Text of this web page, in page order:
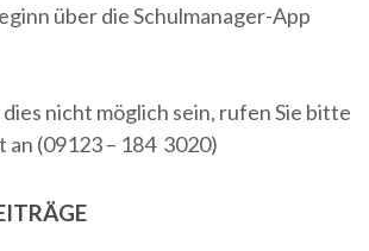
über die Schulmanager-App
nicht möglich sein, rufen Sie bitte
an (09123 – 184 3020)